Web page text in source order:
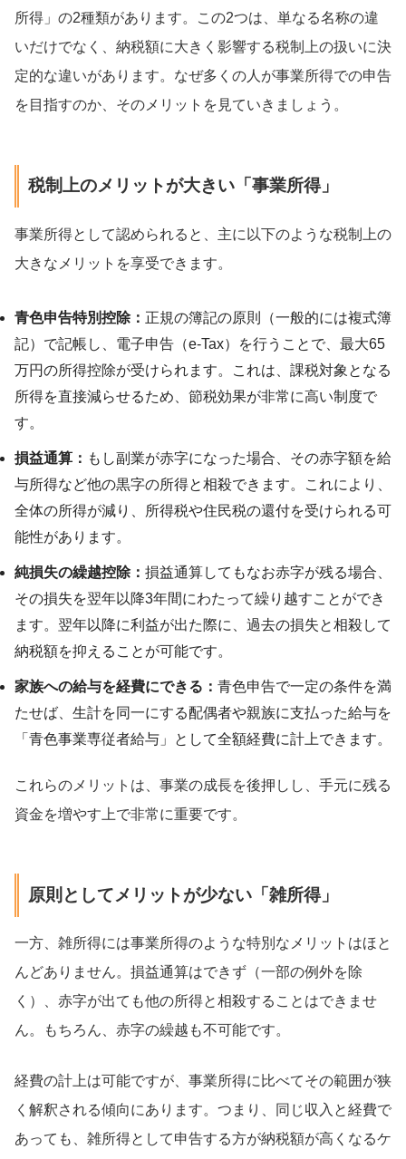
所得」の2種類があります。この2つは、単なる名称の違
いだけでなく、納税額に大きく影響する税制上の扱いに決
定的な違いがあります。なぜ多くの人が事業所得での申告
を目指すのか、そのメリットを見ていきましょう。
税制上のメリットが大きい「事業所得」
事業所得として認められると、主に以下のような税制上の
大きなメリットを享受できます。
青色申告特別控除： 正規の簿記の原則（一般的には複式簿
記）で記帳し、電子申告（e-Tax）を行うことで、最大65
万円の所得控除が受けられます。これは、課税対象となる
所得を直接減らせるため、節税効果が非常に高い制度で
す。
損益通算： もし副業が赤字になった場合、その赤字額を給
与所得など他の黒字の所得と相殺できます。これにより、
全体の所得が減り、所得税や住民税の還付を受けられる可
能性があります。
純損失の繰越控除： 損益通算してもなお赤字が残る場合、
その損失を翌年以降3年間にわたって繰り越すことができ
ます。翌年以降に利益が出た際に、過去の損失と相殺して
納税額を抑えることが可能です。
家族への給与を経費にできる： 青色申告で一定の条件を満
たせば、生計を同一にする配偶者や親族に支払った給与を
「青色事業専従者給与」として全額経費に計上できます。
これらのメリットは、事業の成長を後押しし、手元に残る
資金を増やす上で非常に重要です。
原則としてメリットが少ない「雑所得」
一方、雑所得には事業所得のような特別なメリットはほと
んどありません。損益通算はできず（一部の例外を除
く）、赤字が出ても他の所得と相殺することはできませ
ん。もちろん、赤字の繰越も不可能です。
経費の計上は可能ですが、事業所得に比べてその範囲が狭
く解釈される傾向にあります。つまり、同じ収入と経費で
あっても、雑所得として申告する方が納税額が高くなるケ